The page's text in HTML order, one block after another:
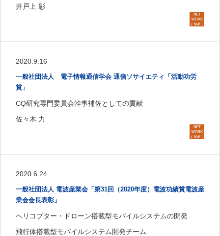
井戸上 彰
2020.9.16
一般社団法人 電子情報通信学会 通信ソサイエティ「活動功労
賞」
CQ研究専門委員会幹事補佐としての貢献
佐々木 力
2020.6.24
一般社団法人 電波産業会「第31回（2020年度）電波功績賞電波産
業会会長表彰」
ヘリコプター・ドローン搭載型モバイルシステムの開発
飛行体搭載型モバイルシステム開発チーム